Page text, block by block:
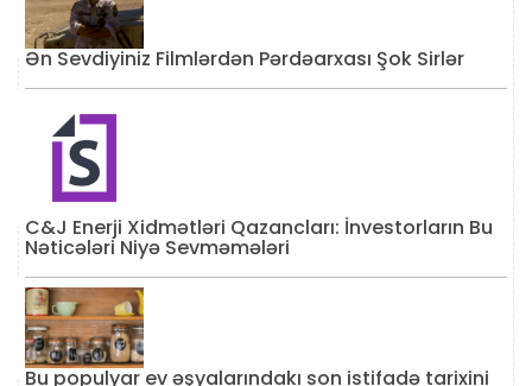
Ən Sevdiyiniz Filmlərdən Pərdəarxası Şok Sirlər
C&J Enerji Xidmətləri Qazancları: İnvestorların Bu
Nəticələri Niyə Sevməmələri
Bu populyar ev əşyalarındakı son istifadə tarixini